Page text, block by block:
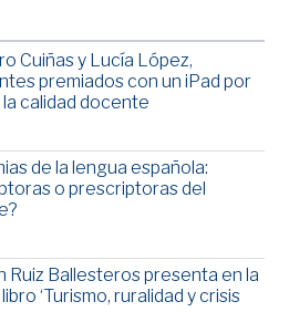
Cuiñas y Lucía López,
premiados con un iPad por
calidad docente
de la lengua española:
o prescriptoras del
Ruiz Ballesteros presenta en la
‘Turismo, ruralidad y crisis